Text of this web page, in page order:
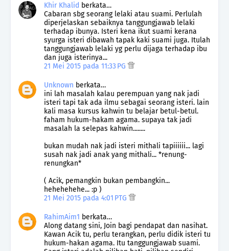
Khir Khalid berkata…
Cabaran sbg seorang lelaki atau suami. Perlulah
diperjelaskan sebaiknya tanggungjawab lelaki
terhadap ibunya. Isteri kena ikut suami kerana
syurga isteri dibawah tapak kaki suami juga. Itulah
tanggungjawab lelaki yg perlu dijaga terhadap ibu
dan juga isterinya...
21 Mei 2015 pada 11:33 PG
Unknown berkata…
ini lah masalah kalau perempuan yang nak jadi
isteri tapi tak ada ilmu sebagai seorang isteri. lain
kali masa kursus kahwin tu belajar betul-betul.
faham hukum-hakam agama. supaya tak jadi
masalah la selepas kahwin........
bukan mudah nak jadi isteri mithali tapiiiiii... lagi
susah nak jadi anak yang mithali... *renung-
renungkan*
( Acik, pemangkin bukan pembangkin...
hehehehehe... :p )
21 Mei 2015 pada 4:01 PTG
RahimAim1 berkata…
Along datang sini, Join bagi pendapat dan nasihat.
Kawan Acik tu, perlu terangkan, perlu didik isteri tu
hukum-hakan agama. Itu tanggungjawab suami.